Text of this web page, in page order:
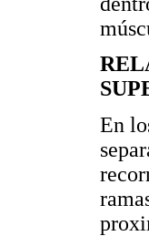
En